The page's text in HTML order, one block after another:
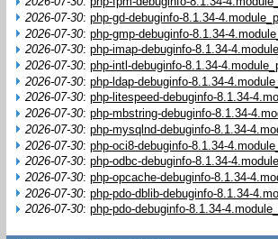
2026-07-30: php-gd-debuginfo-8.1.34-
2026-07-30: php-gmp-debuginfo-8.1.34-
2026-07-30: php-imap-debuginfo-8.1.34-
2026-07-30: php-intl-debuginfo-8.1.34-
2026-07-30: php-ldap-debuginfo-8.1.34-
2026-07-30: php-litespeed-debuginfo-8.1.34-
2026-07-30: php-mbstring-debuginfo-8.1.34-
2026-07-30: php-mysqlnd-debuginfo-8.1.34-
2026-07-30: php-oci8-debuginfo-8.1.34-
2026-07-30: php-odbc-debuginfo-8.1.34-
2026-07-30: php-opcache-debuginfo-8.1.34-
2026-07-30: php-pdo-dblib-debuginfo-8.1.34-
2026-07-30: php-pdo-debuginfo-8.1.34-